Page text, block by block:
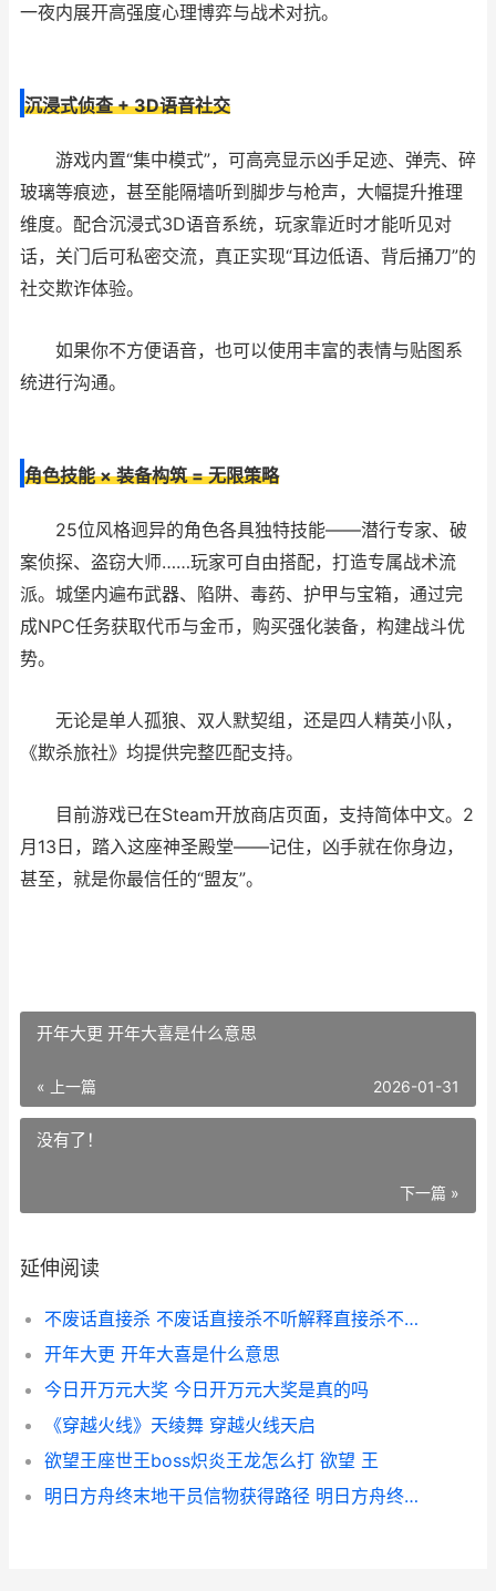
一夜内展开高强度心理博弈与战术对抗。
沉浸式侦查 + 3D语音社交
游戏内置“集中模式”，可高亮显示凶手足迹、弹壳、碎
玻璃等痕迹，甚至能隔墙听到脚步与枪声，大幅提升推理
维度。配合沉浸式3D语音系统，玩家靠近时才能听见对
话，关门后可私密交流，真正实现“耳边低语、背后捅刀”的
社交欺诈体验。
如果你不方便语音，也可以使用丰富的表情与贴图系
统进行沟通。
角色技能 × 装备构筑 = 无限策略
25位风格迥异的角色各具独特技能——潜行专家、破
案侦探、盗窃大师……玩家可自由搭配，打造专属战术流
派。城堡内遍布武器、陷阱、毒药、护甲与宝箱，通过完
成NPC任务获取代币与金币，购买强化装备，构建战斗优
势。
无论是单人孤狼、双人默契组，还是四人精英小队，
《欺杀旅社》均提供完整匹配支持。
目前游戏已在Steam开放商店页面，支持简体中文。2
月13日，踏入这座神圣殿堂——记住，凶手就在你身边，
甚至，就是你最信任的“盟友”。
开年大更 开年大喜是什么意思
« 上一篇 2026-01-31
没有了！
下一篇 »
延伸阅读
不废话直接杀 不废话直接杀不听解释直接杀不等说话直接杀
开年大更 开年大喜是什么意思
今日开万元大奖 今日开万元大奖是真的吗
《穿越火线》天绫舞 穿越火线天启
欲望王座世王boss炽炎王龙怎么打 欲望 王
明日方舟终末地干员信物获得路径 明日方舟终末地官网